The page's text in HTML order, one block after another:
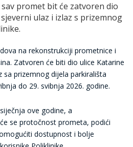
sav promet bit će zatvoren dio
ulaz i izlaz s prizemnog
na rekonstrukciji prometnice i
Zatvoren će biti dio ulice Katarine
sa prizemnog dijela parkirališta
do 29. svibnja 2026. godine.
ove godine, a
se protočnost prometa, podići
dostupnost i bolje